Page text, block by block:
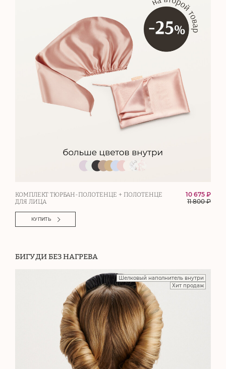
КОМПЛЕКТ ТЮРБАН-ПОЛОТЕНЦЕ + ПОЛОТЕНЦЕ
ДЛЯ ЛИЦА
10 675 ₽
11 800₽
КУПИТЬ
БИГУДИ БЕЗ НАГРЕВА
Шелковый наполнитель внутри
Хит продаж